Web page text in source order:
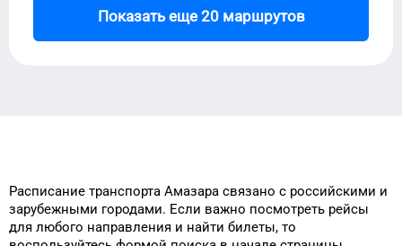
Показать еще 20 маршрутов
Расписание транспорта Амазара связано с российскими и
зарубежными городами. Если важно посмотреть рейсы
для любого направления и найти билеты, то